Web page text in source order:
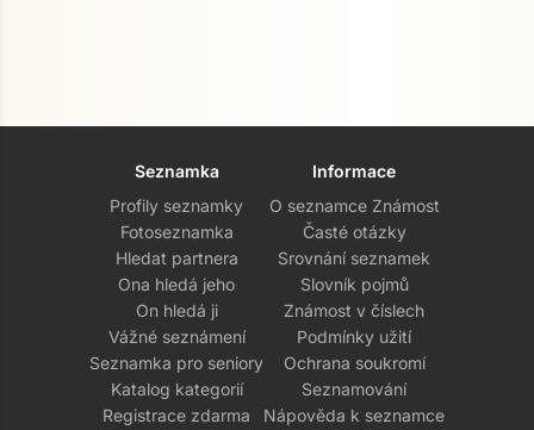
Seznamka
Profily seznamky
Fotoseznamka
Hledat partnera
Ona hledá jeho
On hledá ji
Vážné seznámení
Seznamka pro seniory
Katalog kategorií
Registrace zdarma
Informace
O seznamce Známost
Časté otázky
Srovnání seznamek
Slovník pojmů
Známost v číslech
Podmínky užití
Ochrana soukromí
Seznamování
Nápověda k seznamce